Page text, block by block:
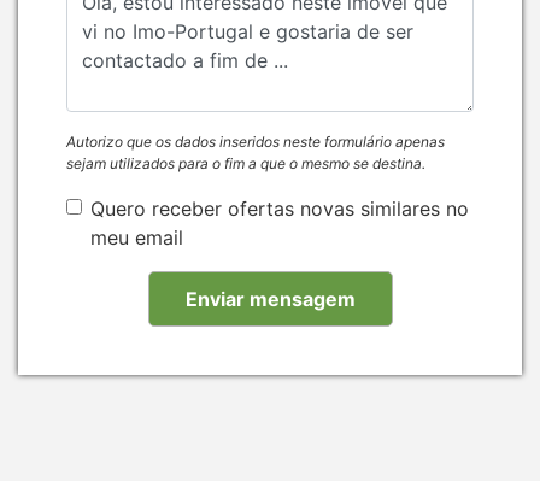
Autorizo que os dados inseridos neste formulário apenas
sejam utilizados para o fim a que o mesmo se destina.
Quero receber ofertas novas similares no
meu email